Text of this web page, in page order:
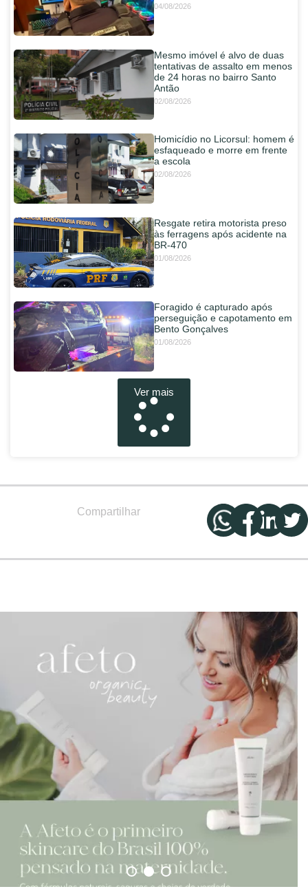
04/08/2026
Mesmo imóvel é alvo de duas
tentativas de assalto em menos
de 24 horas no bairro Santo
Antão
02/08/2026
Homicídio no Licorsul: homem é
esfaqueado e morre em frente
a escola
02/08/2026
Resgate retira motorista preso
às ferragens após acidente na
BR-470
01/08/2026
Foragido é capturado após
perseguição e capotamento em
Bento Gonçalves
01/08/2026
Ver mais
Compartilhar